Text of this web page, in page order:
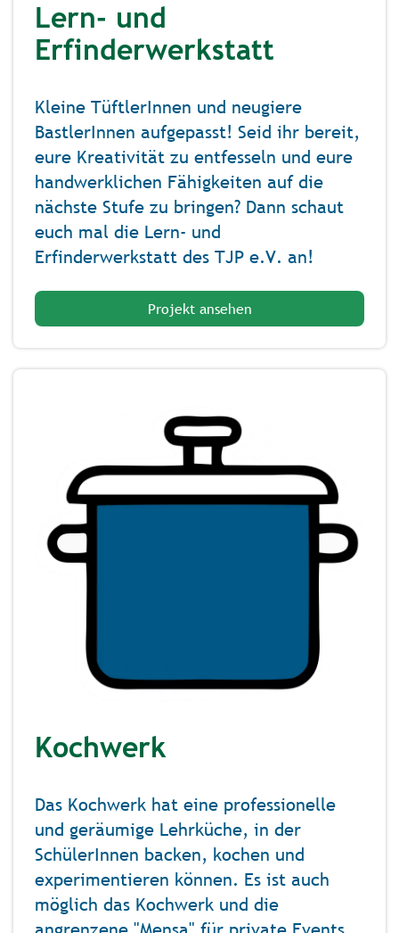
Lern- und
Erfinderwerkstatt
Kleine TüftlerInnen und neugiere
BastlerInnen aufgepasst! Seid ihr bereit,
eure Kreativität zu entfesseln und eure
handwerklichen Fähigkeiten auf die
nächste Stufe zu bringen? Dann schaut
euch mal die Lern- und
Erfinderwerkstatt des TJP e.V. an!
Projekt ansehen
Kochwerk
Das Kochwerk hat eine professionelle
und geräumige Lehrküche, in der
SchülerInnen backen, kochen und
experimentieren können. Es ist auch
möglich das Kochwerk und die